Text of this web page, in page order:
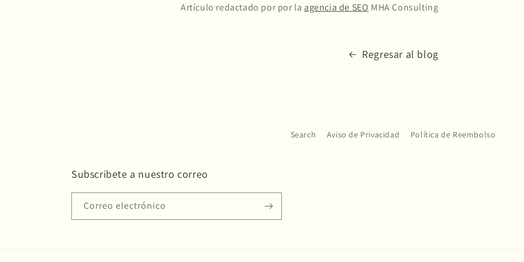
Artículo redactado por por la agencia de SEO MHA Consulting
Regresar al blog
Search Aviso de Privacidad Política de Reembolso
Subscribete a nuestro correo
Correo electrónico